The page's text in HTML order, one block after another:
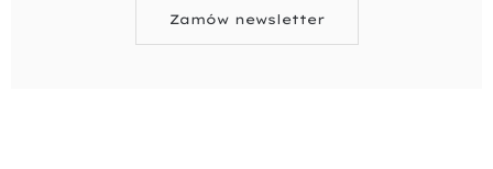
Zamów newsletter